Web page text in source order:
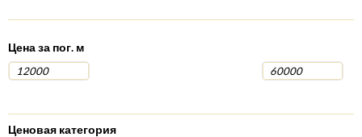
Цена за пог. м
Ценовая категория